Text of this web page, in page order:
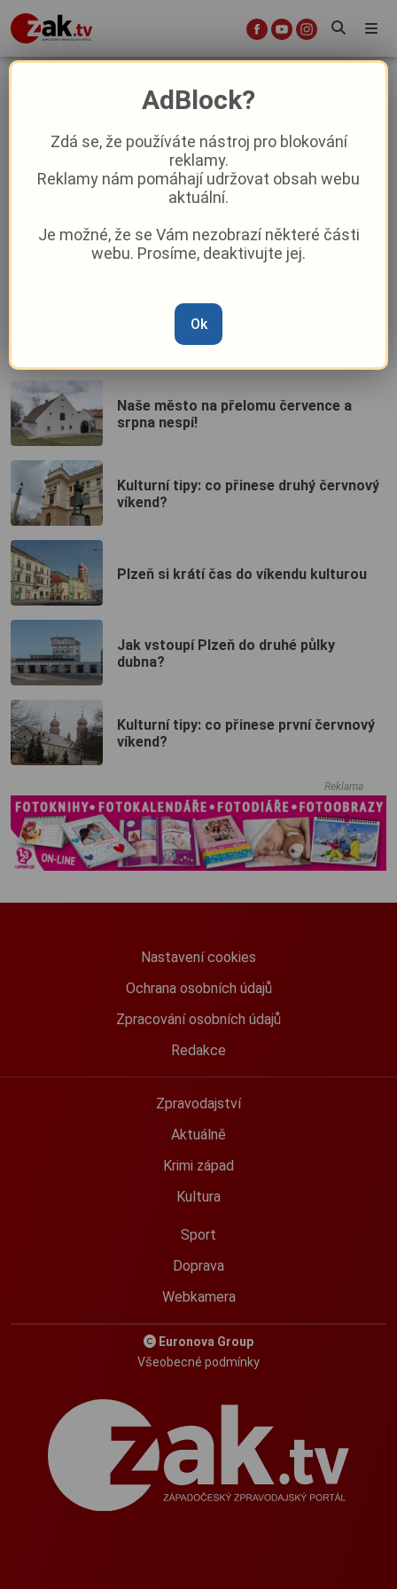
Kulturní tipy: co přinese první červnový
víkend?
Kulturní tipy: co přinese poslední
srpnový víkend?
Jak si zpestřit pracovní dny v Plzni?
Naše město na přelomu července a
srpna nespí!
Kulturní tipy: co přinese druhý červnový
víkend?
Plzeň si krátí čas do víkendu kulturou
Jak vstoupí Plzeň do druhé půlky
dubna?
Kulturní tipy: co přinese první červnový
víkend?
Reklama
Nastavení cookies
Ochrana osobních údajů
Zpracování osobních údajů
Redakce
Zpravodajství
Aktuálně
Krimi západ
Kultura
Sport
Doprava
Webkamera
Euronova Group
Všeobecné podmínky
AdBlock?
Zdá se, že používáte nástroj pro blokování
reklamy.
Reklamy nám pomáhají udržovat obsah webu
aktuální.
Je možné, že se Vám nezobrazí některé části
webu. Prosíme, deaktivujte jej.
Ok